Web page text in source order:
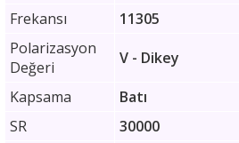
Frekansı
11305
Polarizasyon
Değeri
V - Dikey
Kapsama
Batı
SR
30000